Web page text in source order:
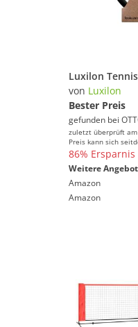
Luxilon
von Luxilon
Bester Preis
gefunden bei
zuletzt überprüft
Preis kann sich
86% Ersparnis
Weitere
Amazon
Amazon